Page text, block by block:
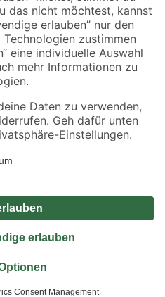
Die dargestellten Angebote sind unter
angegebenen Verfügbarkeiten beziehen
nicht für Artikel mit Speditionsversand, hier
Vertrag widerrufen